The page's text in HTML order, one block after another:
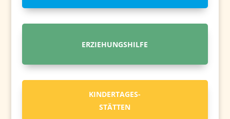
ERZIEHUNGSHILFE
KINDERTAGES-
STÄTTEN